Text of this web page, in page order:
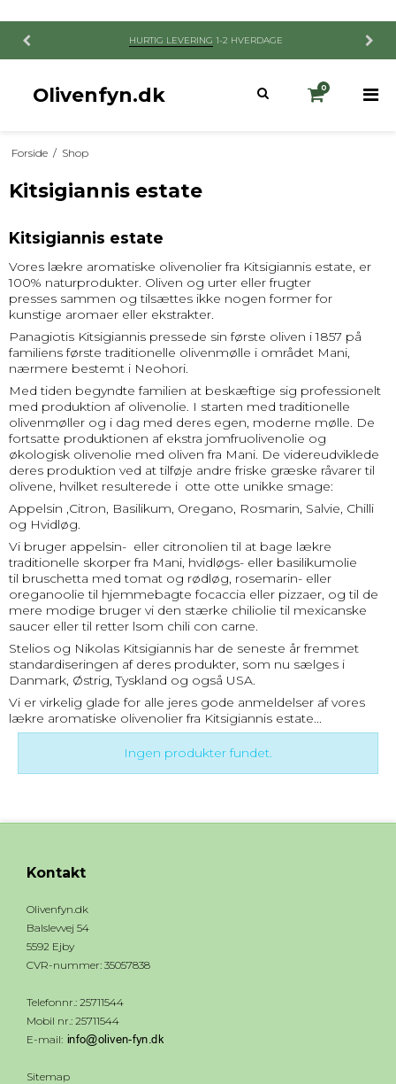
HURTIG LEVERING 1-2 HVERDAGE
Olivenfyn.dk 0
Forside / Shop
Kitsigiannis estate
Kitsigiannis estate
Vores lækre aromatiske olivenolier fra Kitsigiannis estate, er
100% naturprodukter. Oliven og urter eller frugter
presses sammen og tilsættes ikke nogen former for
kunstige aromaer eller ekstrakter.
Panagiotis Kitsigiannis pressede sin første oliven i 1857 på
familiens første traditionelle olivenmølle i området Mani,
nærmere bestemt i Neohori.
Med tiden begyndte familien at beskæftige sig professionelt
med produktion af olivenolie. I starten med traditionelle
olivenmøller og i dag med deres egen, moderne mølle. De
fortsatte produktionen af ​​ekstra jomfruolivenolie og
økologisk olivenolie med oliven fra Mani. De videreudviklede
deres produktion ved at tilføje andre friske græske råvarer til
olivene, hvilket resulterede i otte otte unikke smage:
Appelsin ,Citron, Basilikum, Oregano, Rosmarin, Salvie, Chilli
og Hvidløg.
Vi bruger appelsin- eller citronolien til at bage lækre
traditionelle skorper fra Mani, hvidløgs- eller basilikumolie
til bruschetta med tomat og rødløg, rosemarin- eller
oreganoolie til hjemmebagte focaccia eller pizzaer, og til de
mere modige bruger vi den stærke chiliolie til mexicanske
saucer eller til retter lsom chili con carne.
Stelios og Nikolas Kitsigiannis har de seneste år fremmet
standardiseringen af ​​deres produkter, som nu sælges i
Danmark, Østrig, Tyskland og også USA.
Vi er virkelig glade for alle jeres gode anmeldelser af vores
lækre aromatiske olivenolier fra Kitsigiannis estate...
Ingen produkter fundet.
Kontakt
Olivenfyn.dk
Balslevvej 54
5592 Ejby
CVR-nummer: 35057838
Telefonnr. : 25711544
Mobil nr. : 25711544
E-mail:
Sitemap